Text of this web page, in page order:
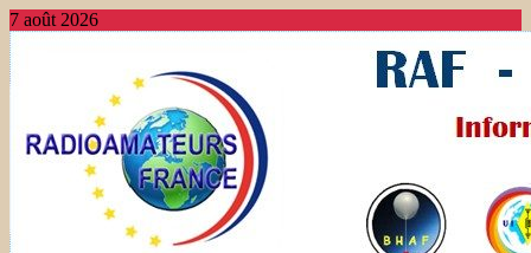
7 août 2026